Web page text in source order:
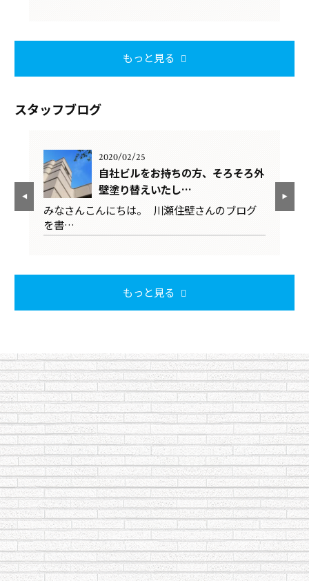
もっと見る
スタッフブログ
2020/02/25
自社ビルをお持ちの方、そろそろ外
壁塗り替えいたし…
みなさんこんにちは。 川瀬住壁さんのブログ
を書…
もっと見る